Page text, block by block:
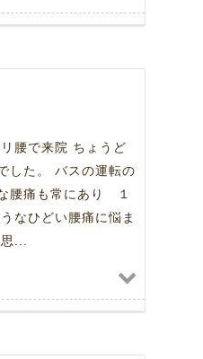
腰で来院 ちょうど
した。 バスの運転の
腰痛も常にあり １
なひどい腰痛に悩ま
...